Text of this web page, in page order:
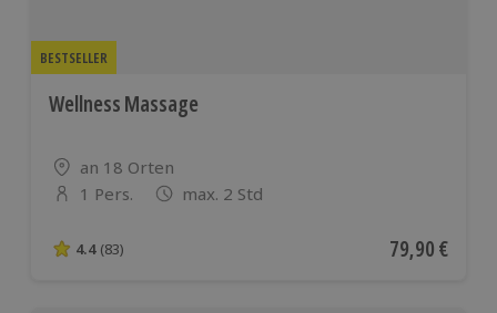
BESTSELLER
Wellness Massage
Standort
an 18 Orten
Anzahl der Teilnehmer
1 Pers. max. 2 Std
4.4 von 5 Sternen basierend auf 83 Bewertungen
4.4 (83) Aktueller
79,90 €